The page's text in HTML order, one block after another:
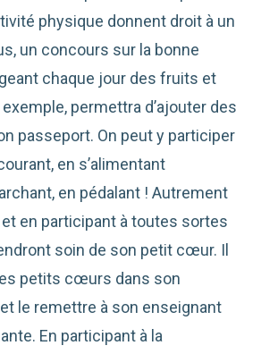
physique donnent droit à un
un concours sur la bonne
chaque jour des fruits et
permettra d’ajouter des
passeport. On peut y participer
en s’alimentant
en pédalant ! Autrement
en participant à toutes sortes
soin de son petit cœur. Il
petits cœurs dans son
le remettre à son enseignant
En participant à la